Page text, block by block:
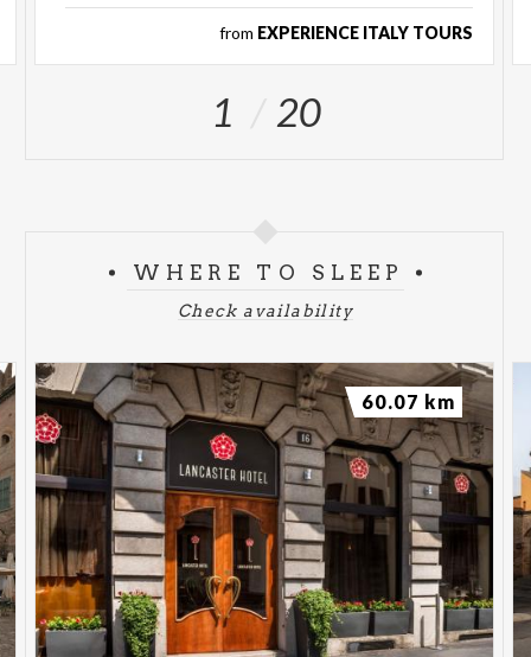
from EXPERIENCE ITALY TOURS
1 20
WHERE TO SLEEP
Check availability
60.07 km